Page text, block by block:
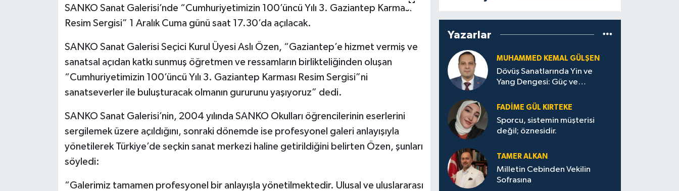
SANKO Sanat Galerisi’nde “Cumhuriyetimizin 100’üncü Yılı 3. Gaziantep Karması
Resim Sergisi” 1 Aralık Cuma günü saat 17.30’da açılacak.
SANKO Sanat Galerisi Seçici Kurul Üyesi Aslı Özen, “Gaziantep’e hizmet vermiş ve
sanatsal açıdan katkı sunmuş öğretmen ve ressamların birlikteliğinden oluşan
“Cumhuriyetimizin 100’üncü Yılı 3. Gaziantep Karması Resim Sergisi”ni
sanatseverler ile buluşturacak olmanın gururunu yaşıyoruz” dedi.
SANKO Sanat Galerisi’nin, 2004 yılında SANKO Okulları öğrencilerinin eserlerini
sergilemek üzere açıldığını, sonraki dönemde ise profesyonel galeri anlayışıyla
yönetilerek Türkiye’de seçkin sanat merkezi haline getirildiğini belirten Özen, şunları
söyledi:
“Galerimiz tamamen profesyonel bir anlayışla yönetilmektedir. Ulusal ve uluslararası
Yazarlar
MUHAMMED KEMAL GÜLŞEN
Dövüş Sanatlarında Yin ve
Yang Dengesi: Güç ve
FADIME GÜL KIRTEKE
Sporcu, sistemin müşterisi
değil; öznesidir.
TAMER ALKAN
Milletin Cebinden Vekilin
Sofrasına
Teknoloji